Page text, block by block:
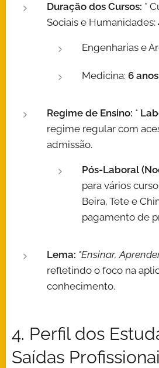
Duração dos Cursos: *
Sociais e Humanidades:
Engenharias e
Medicina: 6 anos
Regime de Ensino: *
regime regular com
admissão.
Pós-Laboral
para vários
Beira, Tete e
pagamento de
Lema: "Ensinar,
refletindo o foco na
conhecimento.
4. Perfil dos
Saídas